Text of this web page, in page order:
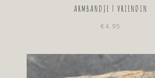
ARMBANDJE | VRIENDIN
€ 4.95